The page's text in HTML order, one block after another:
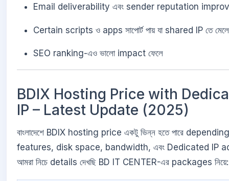
Email deliverability এবং sender reputation
Certain scripts ও apps সাপোর্ট পায় যা shared IP তে মেলে
SEO ranking-এও ভালো impact ফেলে
BDIX Hosting Price with
IP – Latest Update (2025)
বাংলাদেশে BDIX hosting price একটু ভিন্ন হতে পারে
features, disk space, bandwidth, এবং Dedicated IP
আমরা নিচে details দেখছি BD IT CENTER-এর packages নিয়ে: